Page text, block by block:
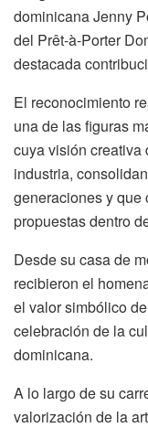
dominicana Jenny
del Prêt-à-Porter
destacada
El reconocimiento
una de las figuras
cuya visión
industria,
generaciones y
propuestas dentro
Desde su casa de
recibieron el
el valor simbólico
celebración de la
dominicana.
A lo largo de su
valorización de la